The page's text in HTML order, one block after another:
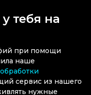
тебя на
при помощи
наше
обработки
сервис из нашего
нужные